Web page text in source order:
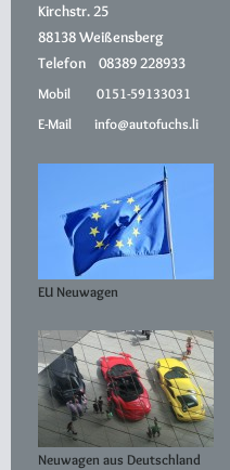
Kirchstr. 25
88138 Weißensberg
Telefon 08389 228933
Mobil 0151-59133031
E-Mail info@autofuchs.li
EU Neuwagen
Neuwagen aus Deutschland